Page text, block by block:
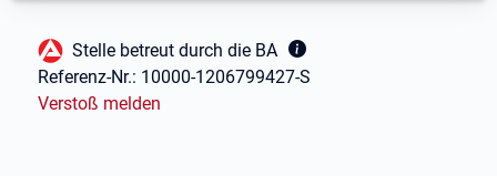
Fußbereich
Stelle betreut durch die BA
Referenz-Nr.: 10000-1206799427-S
Verstoß melden